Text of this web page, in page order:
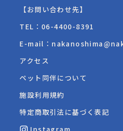
【お問い合わせ先】
TEL： 06-4400-8391
E-mail：
アクセス
ペット同伴について
施設利用規約
特定商取引法に基づく表記